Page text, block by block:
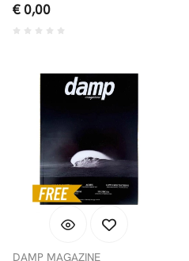
€ 0,00
DAMP MAGAZINE